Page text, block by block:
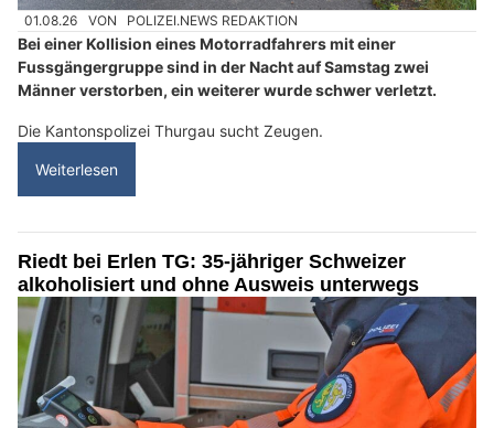
01.08.26 VON POLIZEI.NEWS REDAKTION
Bei einer Kollision eines Motorradfahrers mit einer
Fussgängergruppe sind in der Nacht auf Samstag zwei
Männer verstorben, ein weiterer wurde schwer verletzt.
Die Kantonspolizei Thurgau sucht Zeugen.
Weiterlesen
Riedt bei Erlen TG: 35-jähriger Schweizer
alkoholisiert und ohne Ausweis unterwegs